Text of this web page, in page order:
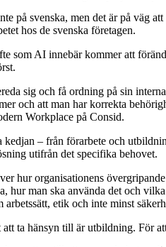
på svenska, men det är på väg
hos de svenska företagen.
som AI innebär kommer att
sig och få ordning på sin
och att man har korrekta
Workplace på Consid.
– från förarbete och
utifrån det specifika behovet.
hur organisationens
hur man ska använda det och
arbetssätt, etik och inte minst
ta hänsyn till är utbildning. För